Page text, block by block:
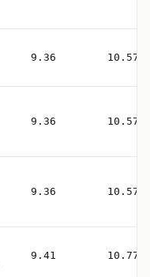
9.36 10.57
9.36 10.57
9.36 10.57
9.41 10.77